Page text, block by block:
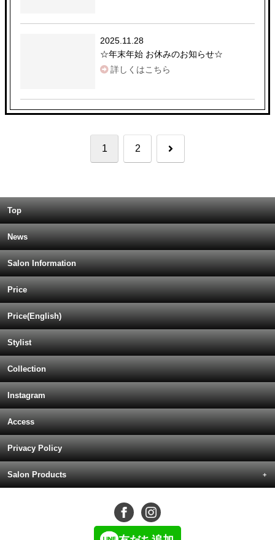
2025.11.28
☆年末年始 お休みのお知らせ☆
詳しくはこちら
1 2 次
Top
News
Salon Information
Price
Price(English)
Stylist
Collection
Instagram
Access
Privacy Policy
Salon Products